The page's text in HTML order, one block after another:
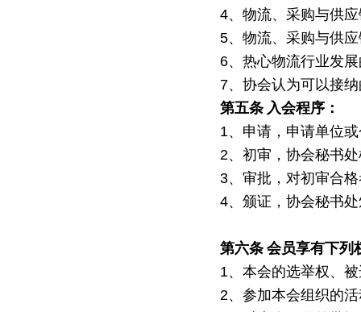
4、物流、采购与供
5、物流、采购与供
6、热心物流行业发
7、协会认为可以接
第五条 入会程序：
1、申请，申请单位
2、初审，协会秘书
3、审批，对初审合
4、颁证，协会秘书
第六条 会员享有下列
1、本会的选举权、
2、参加本会组织的